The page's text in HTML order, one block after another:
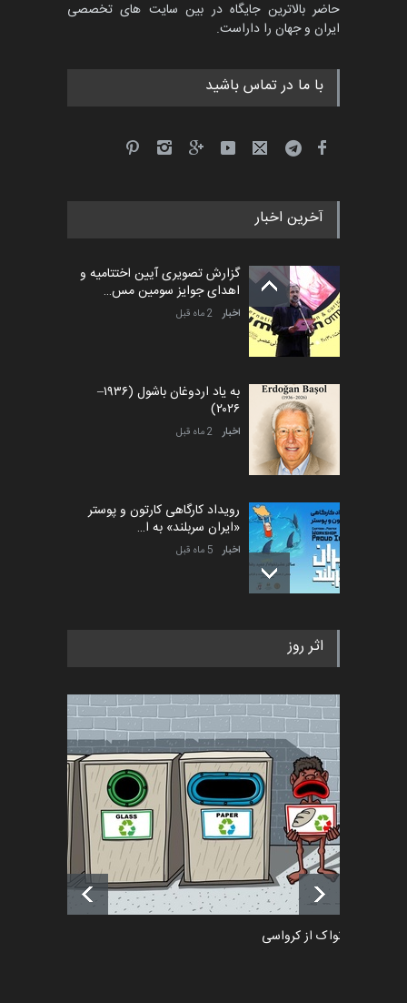
حاضر بالاترین جایگاه در بین سایت های تخصصی
ایران و جهان را داراست.
با ما در تماس باشید
آخرین اخبار
گزارش تصویری آیین اختتامیه و
اهدای جوایز سومین مس…
اخبار 2 ماه قبل
به یاد اردوغان باشول (۱۹۳۶–
۲۰۲۶)
اخبار 2 ماه قبل
رویداد کارگاهی کارتون و پوستر
«ایران سربلند» به ا…
اخبار 5 ماه قبل
فراخوان رویداد کارگاهی کارتون و
اخبار 6 ماه قبل
تسلیت به همکار | سهراب خیری
اخبار 6 ماه قبل
آغاز دوره‌های تخصصی فصل
تابستان 1405 خانه کاریکات…
اخبار حدود یک ماه قبل
اثر روز
دمیر نواک از کرواسی